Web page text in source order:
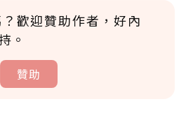
歡迎贊助作者，好內
。
贊助